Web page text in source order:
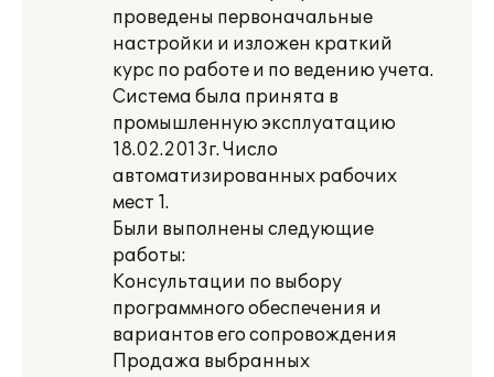
проведены первоначальные
настройки и изложен краткий
курс по работе и по ведению учета.
Система была принята в
промышленную эксплуатацию
18.02.2013г. Число
автоматизированных рабочих
мест 1.
Были выполнены следующие
работы:
Консультации по выбору
программного обеспечения и
вариантов его сопровождения
Продажа выбранных